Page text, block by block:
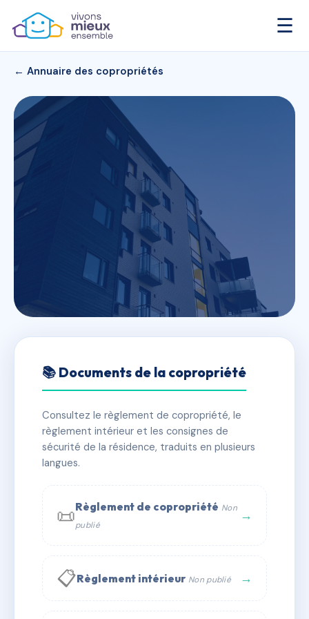
☰
← Annuaire des copropriétés
28 CLAUDE MONET
✓ Immatriculée 🏠 8 lots 🏗 1 bâtiment(s)
📞 Contacter Syndic Digital
📚 Documents de la copropriété
Consultez le règlement de copropriété, le
règlement intérieur et les consignes de
sécurité de la résidence, traduits en plusieurs
langues.
📜Règlement de copropriété Non
publié
→
📋Règlement intérieur Non publié →